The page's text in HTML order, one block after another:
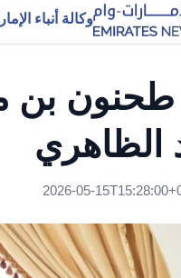
وكالة أنباء
طحنون بن
الظاهري
2026-05-